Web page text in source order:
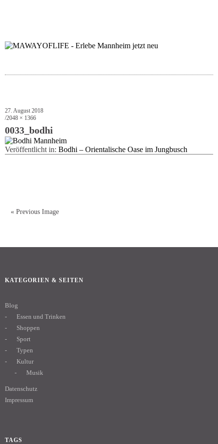
27. August 2018
2048 × 1366
0033_bodhi
Veröffentlicht in: Bodhi – Orientalische Oase im Jungbusch
« Previous Image
KATEGORIEN & SEITEN
Blog
Essen und Trinken
Shoppen
Sport
Typen
Kultur
Musik
Datenschutz
Impressum
TAGS